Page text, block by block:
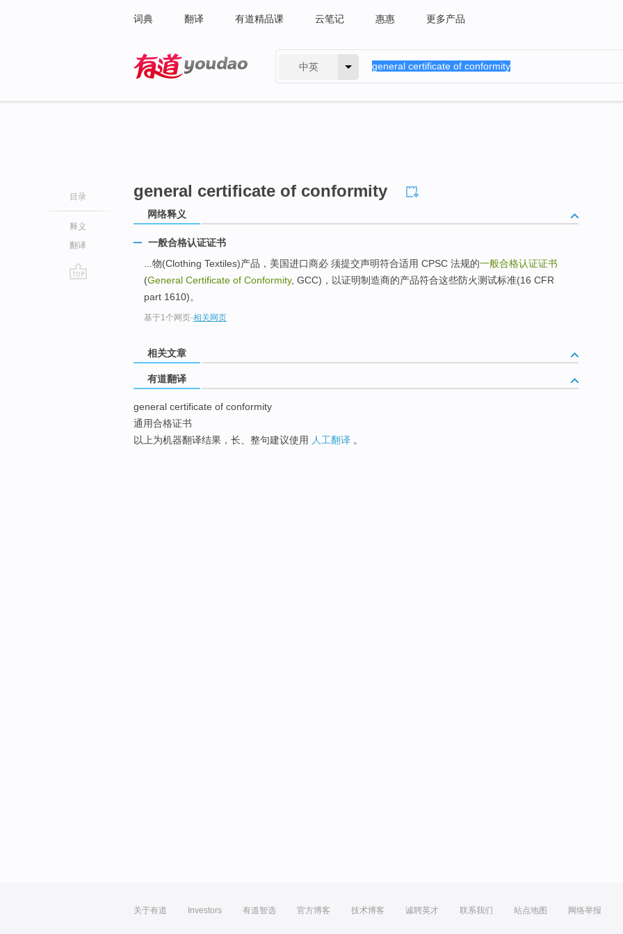
词典 翻译 有道精品课 云笔记 惠惠 更多产品
中英
目录
释义
翻译
general certificate of conformity
网络释义
一般合格认证证书
...物(Clothing Textiles)产品，美国进口商必 须提交声明符合适用 CPSC 法规的一般合格认证证书
(General Certificate of Conformity, GCC)，以证明制造商的产品符合这些防火测试标准(16 CFR
part 1610)。
基于1个网页-相关网页
相关文章
有道翻译
general certificate of conformity
通用合格证书
以上为机器翻译结果，长、整句建议使用 人工翻译 。
关于有道 Investors 有道智选 官方博客 技术博客 诚聘英才 联系我们 站点地图 网络举报